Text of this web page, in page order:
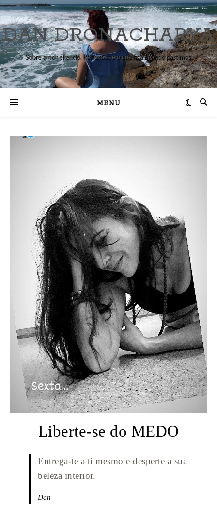
DAN DRONACHARYA
Sobre amor, silêncio. Reflexões e o que fica quando partimos.
MENU
Liberte-se do MEDO
Entrega-te a ti mesmo e desperte a sua
beleza interior.
Dan